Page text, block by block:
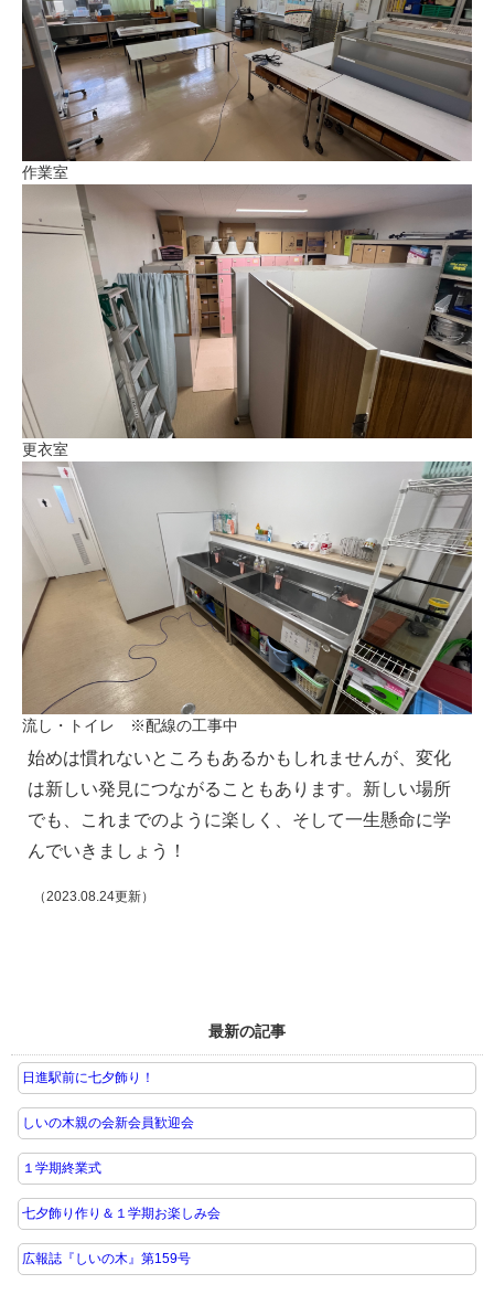
作業室
更衣室
流し・トイレ ※配線の工事中
始めは慣れないところもあるかもしれませんが、変化
は新しい発見につながることもあります。新しい場所
でも、これまでのように楽しく、そして一生懸命に学
んでいきましょう！
（2023.08.24更新）
最新の記事
日進駅前に七夕飾り！
しいの木親の会新会員歓迎会
１学期終業式
七夕飾り作り＆１学期お楽しみ会
広報誌『しいの木』第159号